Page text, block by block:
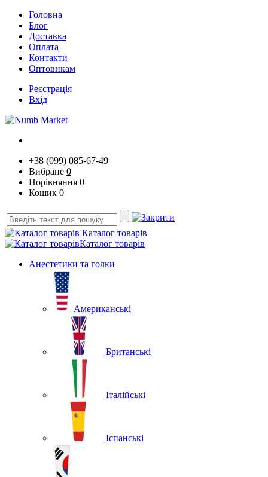
Головна
Блог
Доставка
Оплата
Контакти
Оптовикам
Реєстрація
Вхід
+38 (099) 085-67-49
Вибране 0
Порівняння 0
Кошик 0
Каталог товарів
Каталог товарів
Анестетики та голки
Американські
Британські
Італійські
Іспанські